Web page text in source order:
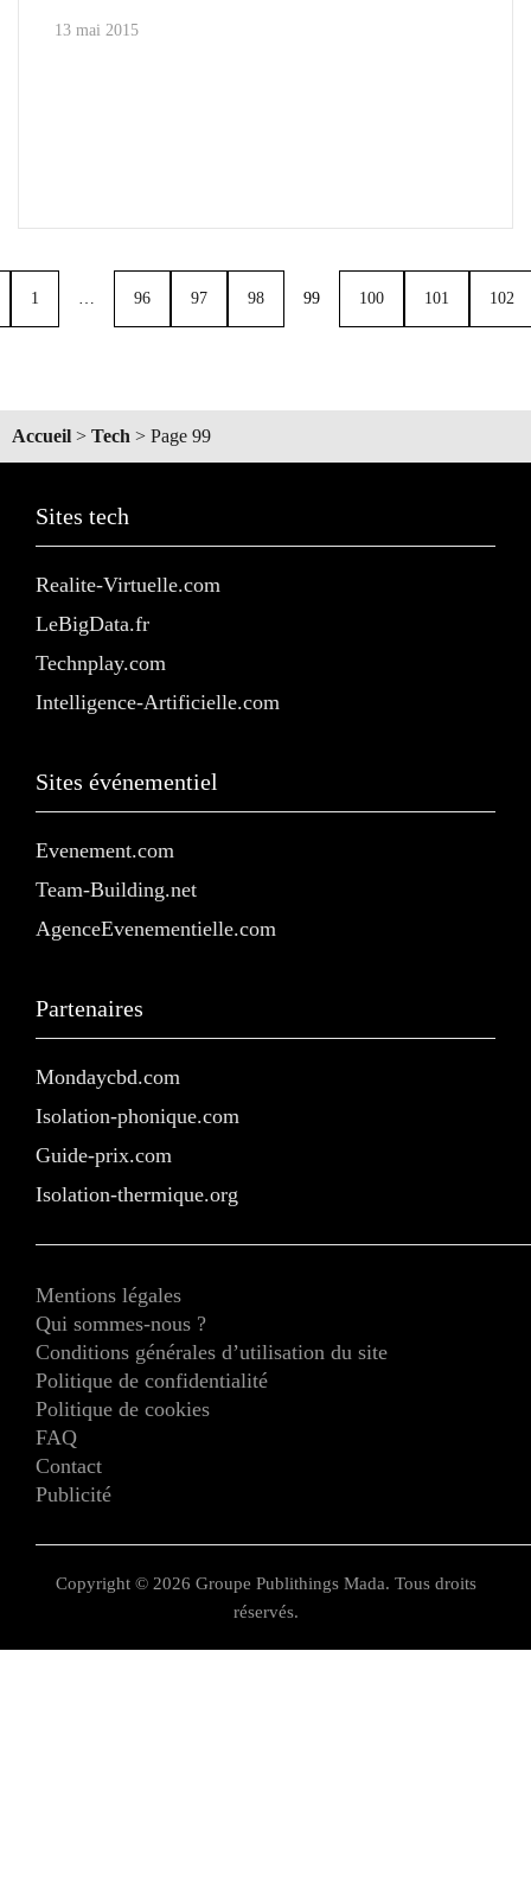
13 mai 2015
1 96 97 98 99 100 101 102
Accueil > Tech > Page 99
Sites tech
Realite-Virtuelle.com
LeBigData.fr
Technplay.com
Intelligence-Artificielle.com
Sites événementiel
Evenement.com
Team-Building.net
AgenceEvenementielle.com
Partenaires
Mondaycbd.com
Isolation-phonique.com
Guide-prix.com
Isolation-thermique.org
Mentions légales
Qui sommes-nous ?
Conditions générales d’utilisation du site
Politique de confidentialité
Politique de cookies
FAQ
Contact
Publicité
Copyright © 2026 Groupe Publithings Mada. Tous droits
réservés.